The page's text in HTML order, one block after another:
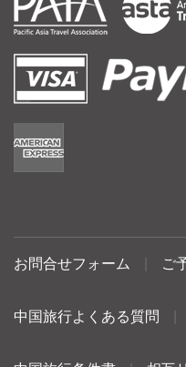
お問合せフォーム ご
中国旅行よくある質問